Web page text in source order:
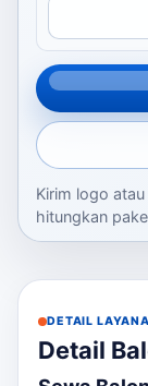
Kirim logo
hitungkan
DETAIL
Detail